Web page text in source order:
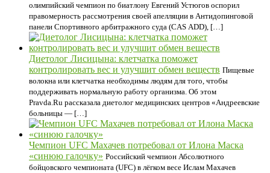
олимпийский чемпион по биатлону Евгений Устюгов оспорил
правомерность рассмотрения своей апелляции в Антидопинговой
панели Спортивного арбитражного суда (CAS ADD), […]
Диетолог Лисицына: клетчатка поможет
контролировать вес и улучшит обмен веществ Пищевые
волокна или клетчатка необходимы людям для того, чтобы
поддерживать нормальную работу организма. Об этом
Pravda.Ru рассказала диетолог медицинских центров «Андреевские
больницы — […]
Чемпион UFC Махачев потребовал от Илона Маска
«синюю галочку» Российский чемпион Абсолютного
бойцовского чемпионата (UFC) в лёгком весе Ислам Махачев